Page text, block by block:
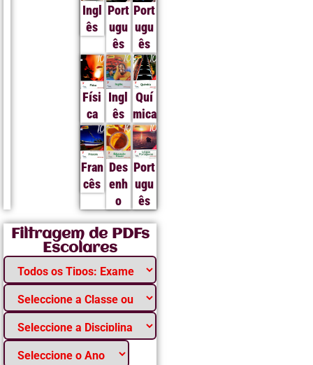
Ingl
ês
Port
ugu
ês
Port
ugu
ês
Físi
ca
Ingl
ês
Quí
mica
Fran
cês
Des
enh
o
Port
ugu
ês
Filtragem de PDFs
Escolares